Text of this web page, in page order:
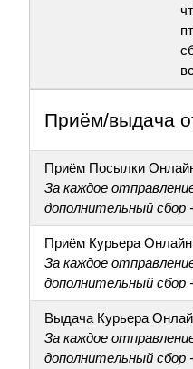
Приём/выдача
Приём Посылки
За каждое
дополнительный сбор
Приём Курьера
За каждое
дополнительный сбор
Выдача Курьера
За каждое
дополнительный сбор